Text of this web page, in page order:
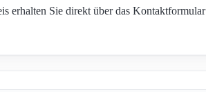
erhalten Sie direkt über das Kontaktformular